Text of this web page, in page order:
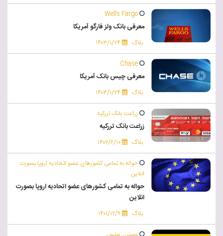
Wells Fargo
معرفی بانک ولز فارگو آمریکا
بلاگ ۱۴۰۳/۱/۲۴
Chase
معرفی چیس بانک آمریکا
بلاگ ۱۴۰۳/۱/۲۴
زراعت بانک تررکیه
زراعت بانک تررکیه
بلاگ ۱۴۰۲/۶/۱۰
حواله به تمامی کشورهای عضو اتحادیه اروپا بصورت
انلاین
حواله به تمامی کشورهای عضو اتحادیه اروپا بصورت
انلاین
بلاگ ۱۴۰۱/۱۲/۹